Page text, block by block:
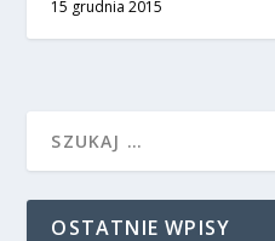
15 grudnia 2015
OSTATNIE WPISY